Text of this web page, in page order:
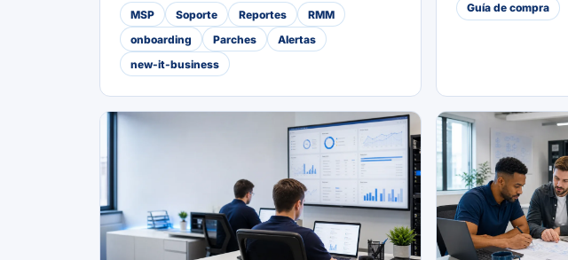
MSP Soporte Reportes
RMM
onboarding
Parches
Alertas
new-it-business
Guía de compra